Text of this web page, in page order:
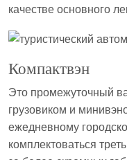
качестве основного
Компактвэн
Это промежуточный
грузовиком и
ежедневному
комплектоваться